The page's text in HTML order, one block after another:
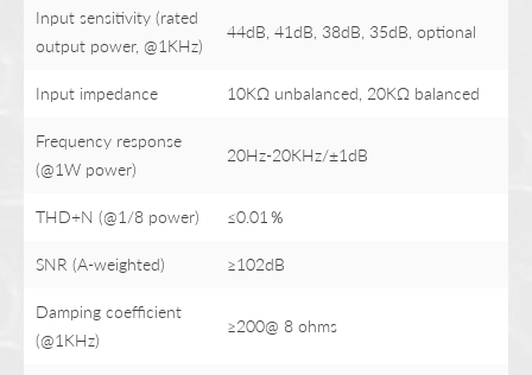
Input sensitivity (rated
output power, @1KHz)
44dB, 41dB, 38dB, 35dB, optional
Input impedance 10KΩ unbalanced, 20KΩ balanced
Frequency response
(@1W power)
20Hz-20KHz/±1dB
THD+N (@1/8 power) ≤0.01％
SNR (A-weighted) ≥102dB
Damping coefficient
(@1KHz)
≥200@ 8 ohms